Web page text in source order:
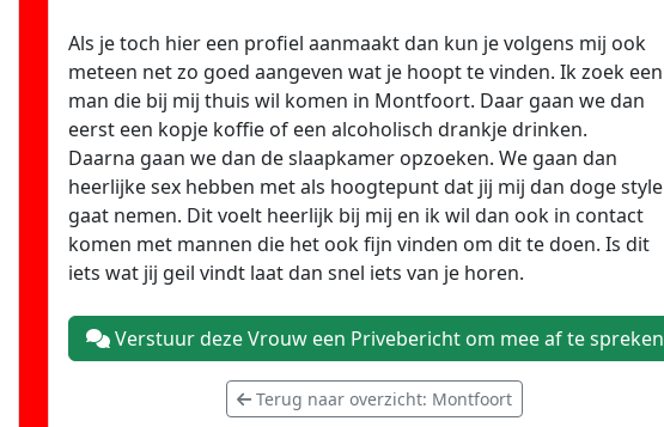
Als je toch hier een profiel aanmaakt dan kun je volgens mij ook
meteen net zo goed aangeven wat je hoopt te vinden. Ik zoek een
man die bij mij thuis wil komen in Montfoort. Daar gaan we dan
eerst een kopje koffie of een alcoholisch drankje drinken.
Daarna gaan we dan de slaapkamer opzoeken. We gaan dan
heerlijke sex hebben met als hoogtepunt dat jij mij dan doge style
gaat nemen. Dit voelt heerlijk bij mij en ik wil dan ook in contact
komen met mannen die het ook fijn vinden om dit te doen. Is dit
iets wat jij geil vindt laat dan snel iets van je horen.
Verstuur deze Vrouw een Privebericht om mee af te spreken
Terug naar overzicht: Montfoort